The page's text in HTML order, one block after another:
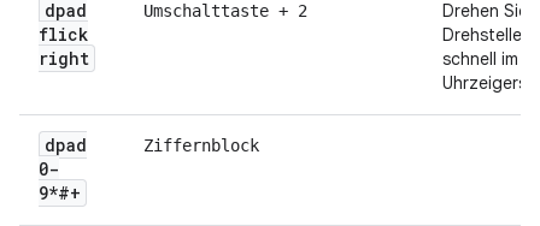
dpad
flick
right
Umschalttaste + 2
Drehen Sie
Drehsteller
schnell im
dpad
0-
9*#+
Ziffernblock